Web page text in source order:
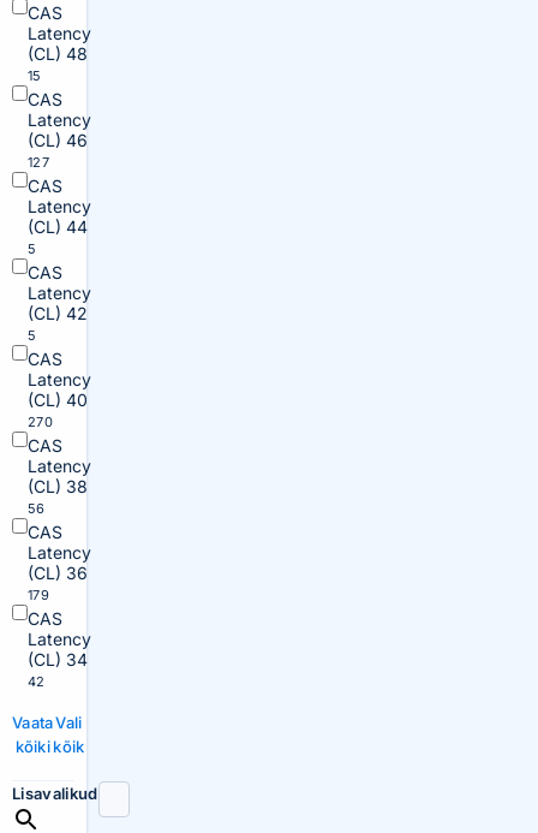
CAS
Latency
(CL) 48
15
CAS
Latency
(CL) 46
127
CAS
Latency
(CL) 44
5
CAS
Latency
(CL) 42
5
CAS
Latency
(CL) 40
270
CAS
Latency
(CL) 38
56
CAS
Latency
(CL) 36
179
CAS
Latency
(CL) 34
42
Vaata
kõiki
Vali
kõik
Lisavalikud